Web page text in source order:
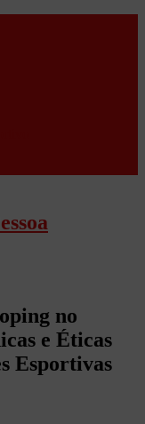
no
e Éticas
Esportivas